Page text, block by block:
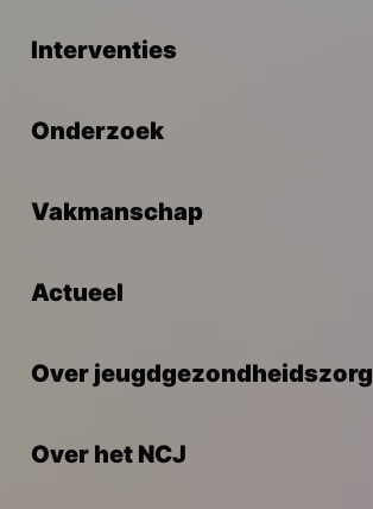
Interventies
Onderzoek
Vakmanschap
Actueel
Over jeugdgezondheidszorg
Over het NCJ